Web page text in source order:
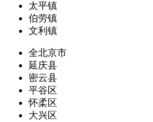
太平镇
伯劳镇
文利镇
全北京市
延庆县
密云县
平谷区
怀柔区
大兴区